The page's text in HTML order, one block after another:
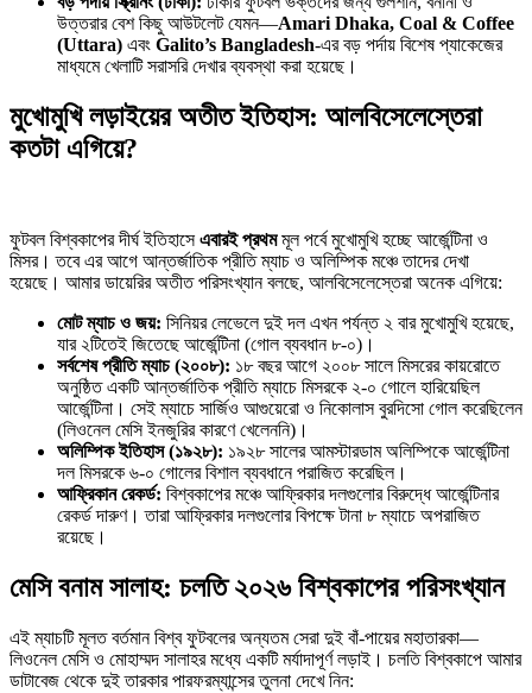
উত্তরার বেশ কিছু আউটলেট যেমন—Amari Dhaka, Coal & Coffee
(Uttara) এবং Galito’s Bangladesh-এর বড় পর্দায় বিশেষ প্যাকেজের
মাধ্যমে খেলাটি সরাসরি দেখার ব্যবস্থা করা হয়েছে।
মুখোমুখি লড়াইয়ের অতীত ইতিহাস: আলবিসেলেস্তেরা
কতটা এগিয়ে?
ফুটবল বিশ্বকাপের দীর্ঘ ইতিহাসেএবারই প্রথমমূল পর্বে মুখোমুখি হচ্ছে আর্জেন্টিনা ও
মিসর। তবে এর আগে আন্তর্জাতিক প্রীতি ম্যাচ ও অলিম্পিক মঞ্চে তাদের দেখা
হয়েছে। আমার ডায়েরির অতীত পরিসংখ্যান বলছে, আলবিসেলেস্তেরা অনেক এগিয়ে:
মোট ম্যাচ ও জয়: সিনিয়র লেভেলে দুই দল এখন পর্যন্ত ২ বার মুখোমুখি হয়েছে,
যার ২টিতেই জিতেছে আর্জেন্টিনা (গোল ব্যবধান ৮-০)।
সর্বশেষ প্রীতি ম্যাচ (২০০৮): ১৮ বছর আগে ২০০৮ সালে মিসরের কায়রোতে
অনুষ্ঠিত একটি আন্তর্জাতিক প্রীতি ম্যাচে মিসরকে ২-০ গোলে হারিয়েছিল
আর্জেন্টিনা। সেই ম্যাচে সার্জিও আগুয়েরো ও নিকোলাস বুরদিসো গোল করেছিলেন
(লিওনেল মেসি ইনজুরির কারণে খেলেননি)।
অলিম্পিক ইতিহাস (১৯২৮): ১৯২৮ সালের আমস্টারডাম অলিম্পিকে আর্জেন্টিনা
দল মিসরকে ৬-০ গোলের বিশাল ব্যবধানে পরাজিত করেছিল।
আফ্রিকান রেকর্ড: বিশ্বকাপের মঞ্চে আফ্রিকার দলগুলোর বিরুদ্ধে আর্জেন্টিনার
রেকর্ড দারুণ। তারা আফ্রিকার দলগুলোর বিপক্ষে টানা ৮ ম্যাচে অপরাজিত
রয়েছে।
মেসি বনাম সালাহ: চলতি ২০২৬ বিশ্বকাপের পরিসংখ্যান
এই ম্যাচটি মূলত বর্তমান বিশ্ব ফুটবলের অন্যতম সেরা দুই বাঁ-পায়ের মহাতারকা—
লিওনেল মেসি ও মোহাম্মদ সালাহর মধ্যে একটি মর্যাদাপূর্ণ লড়াই। চলতি বিশ্বকাপে আমার
ডাটাবেজ থেকে দুই তারকার পারফরম্যান্সের তুলনা দেখে নিন: